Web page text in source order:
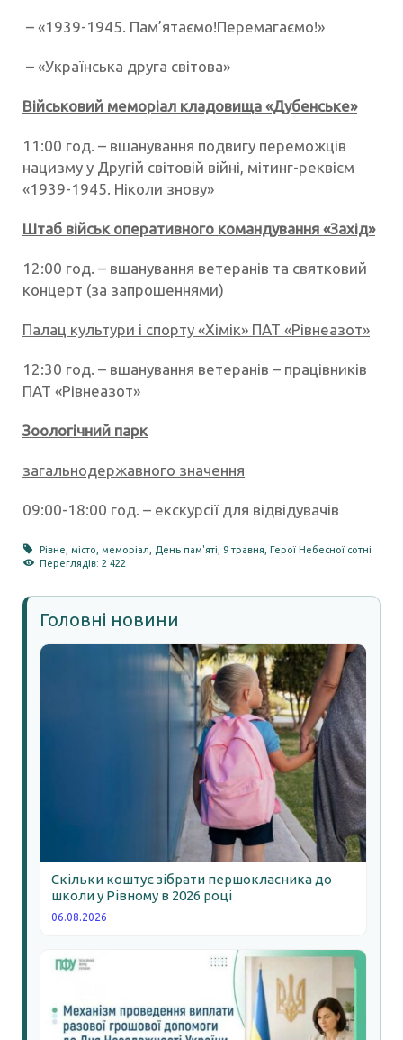
– «1939-1945. Пам’ятаємо!Перемагаємо!»
– «Українська друга світова»
Військовий меморіал кладовища «Дубенське»
11:00 год. – вшанування подвигу переможців
нацизму у Другій світовій війні, мітинг-реквієм
«1939-1945. Ніколи знову»
Штаб військ оперативного командування «Захід»
12:00 год. – вшанування ветеранів та святковий
концерт (за запрошеннями)
Палац культури і спорту «Хімік» ПАТ «Рівнеазот»
12:30 год. – вшанування ветеранів – працівників
ПАТ «Рівнеазот»
Зоологічний парк
загальнодержавного значення
09:00-18:00 год. – екскурсії для відвідувачів
Рівне ,місто ,меморіал День пам'яті 9 травня ,Герої Небесної сотні
Переглядів: 2 422
Головні новини
Скільки коштує зібрати першокласника до
школи у Рівному в 2026 році
06.08.2026